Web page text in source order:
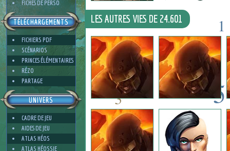
FICHES DE PERSO
TÉLÉCHARGEMENTS
FICHIERS PDF
SCÉNARIOS
PRINCES ÉLÉMENTAIRES
RÉZO
PARTAGE
UNIVERS
CADRE DE JEU
AIDES DE JEU
ATLAS HÉOS
ATLAS HÉOSSIE
-5
5
7
3
9
1
LES AUTRES VIES DE 24.601